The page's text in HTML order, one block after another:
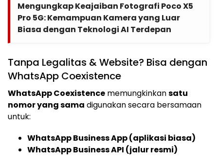
Mengungkap Keajaiban Fotografi Poco X5
Pro 5G: Kemampuan Kamera yang Luar
Biasa dengan Teknologi AI Terdepan
Tanpa Legalitas & Website? Bisa dengan
WhatsApp Coexistence
WhatsApp Coexistence memungkinkansatu
nomor yang sama digunakan secara bersamaan
untuk:
WhatsApp Business App (aplikasi biasa)
WhatsApp Business API (jalur resmi)